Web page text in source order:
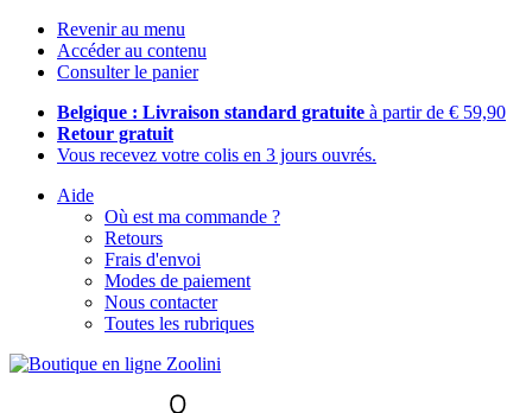
Revenir au menu
Accéder au contenu
Consulter le panier
Belgique : Livraison standard gratuite à partir de € 59,90
Retour gratuit
Vous recevez votre colis en 3 jours ouvrés.
Aide
Où est ma commande ?
Retours
Frais d'envoi
Modes de paiement
Nous contacter
Toutes les rubriques